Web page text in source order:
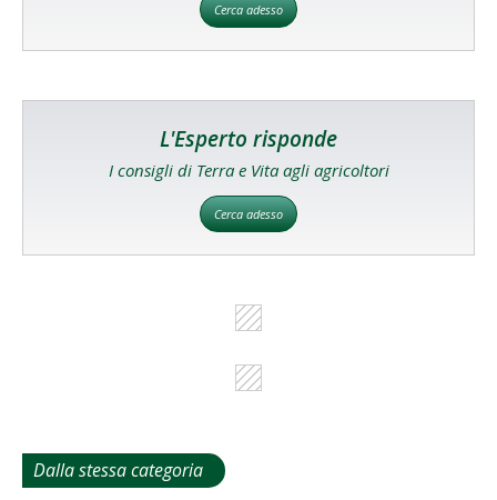
Cerca adesso
L'Esperto risponde
I consigli di Terra e Vita agli agricoltori
Cerca adesso
Dalla stessa categoria